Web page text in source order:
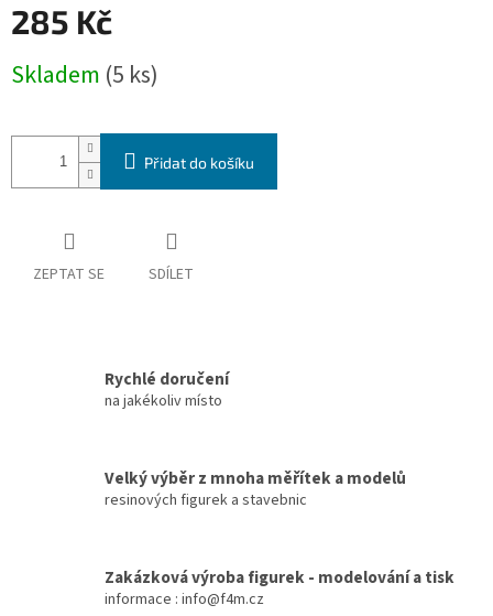
285 Kč
cena:
Skladem (5 ks)
Přidat do košíku
ZEPTAT SE SDÍLET
Rychlé doručení
na jakékoliv místo
Velký výběr z mnoha měřítek a modelů
resinových figurek a stavebnic
Zakázková výroba figurek - modelování a tisk
informace : info@f4m.cz